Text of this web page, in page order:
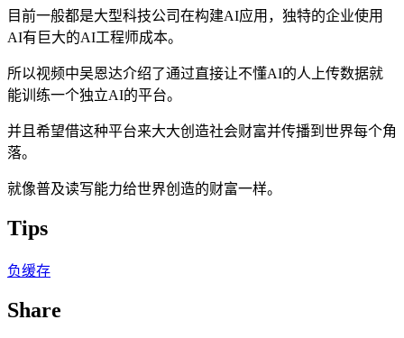
目前一般都是大型科技公司在构建AI应用，独特的企业使用
AI有巨大的AI工程师成本。
所以视频中吴恩达介绍了通过直接让不懂AI的人上传数据就
能训练一个独立AI的平台。
并且希望借这种平台来大大创造社会财富并传播到世界每个角
落。
就像普及读写能力给世界创造的财富一样。
Tips
负缓存
Share